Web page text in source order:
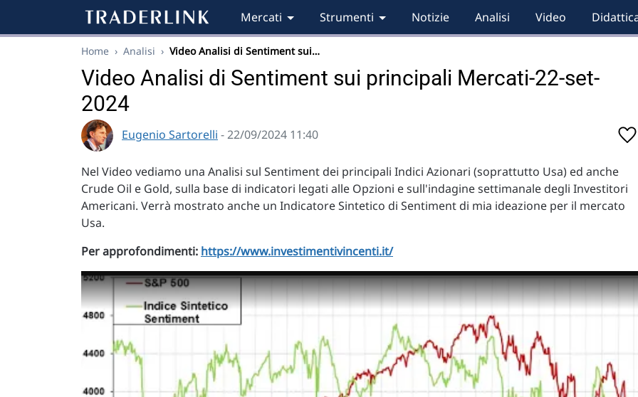
Mercati Strumenti Notizie Analisi Video
Home › Analisi › Video Analisi di Sentiment sui…
Video Analisi di Sentiment sui principali Mercati-22-set-
2024
Eugenio Sartorelli - 22/09/2024 11:40
Nel Video vediamo una Analisi sul Sentiment dei principali Indici Azionari (soprattutto Usa) ed anche
Crude Oil e Gold, sulla base di indicatori legati alle Opzioni e sull'indagine settimanale degli Investitori
Americani. Verrà mostrato anche un Indicatore Sintetico di Sentiment di mia ideazione per il mercato
Usa.
Per approfondimenti: https://www.investimentivincenti.it/